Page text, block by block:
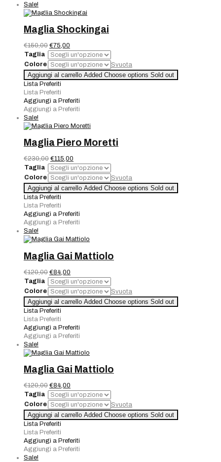
Sale!
Maglia Shockingai
€150,00 Il
prezzo
originale
era:
€150,00.
€75,00
prezzo
attuale
è:
€75,00.
Taglia
Colore
Svuota
Maglia
Shockingai
quantità
Aggiungi al carrello Added Choose options Sold out
Lista Preferiti
Lista Preferiti
Aggiungi a Preferiti
Aggiungi a Preferiti
Sale!
Maglia Piero Moretti
€230,00 Il
prezzo
originale
era:
€230,00.
€115,00
prezzo
attuale
è:
€115,00.
Taglia
Colore
Svuota
Maglia
Piero
Moretti
quantità
Aggiungi al carrello Added Choose options Sold out
Lista Preferiti
Lista Preferiti
Aggiungi a Preferiti
Aggiungi a Preferiti
Sale!
Maglia Gai Mattiolo
€120,00 Il
prezzo
originale
era:
€120,00.
€84,00
prezzo
attuale
è:
€84,00.
Taglia
Colore
Svuota
Maglia
Gai
Mattiolo
quantità
Aggiungi al carrello Added Choose options Sold out
Lista Preferiti
Lista Preferiti
Aggiungi a Preferiti
Aggiungi a Preferiti
Sale!
Maglia Gai Mattiolo
€120,00 Il
prezzo
originale
era:
€120,00.
€84,00
prezzo
attuale
è:
€84,00.
Taglia
Colore
Svuota
Maglia
Gai
Mattiolo
quantità
Aggiungi al carrello Added Choose options Sold out
Lista Preferiti
Lista Preferiti
Aggiungi a Preferiti
Aggiungi a Preferiti
Sale!